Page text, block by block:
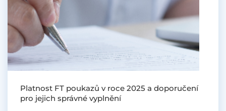
Platnost FT poukazů v roce 2025 a doporučení
pro jejich správné vyplnění